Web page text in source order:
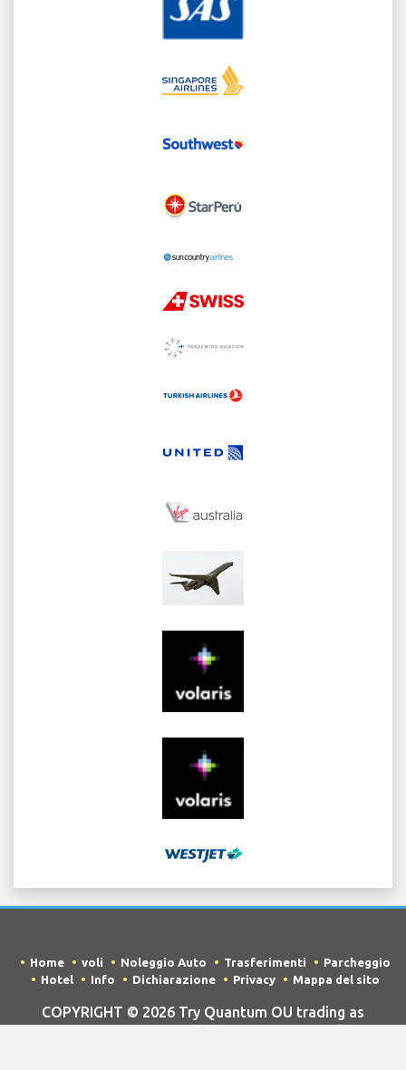
Home voli Noleggio Auto Trasferimenti
Parcheggio
Hotel
Info Dichiarazione Privacy Mappa del sito
COPYRIGHT © 2026 Try Quantum OU trading as